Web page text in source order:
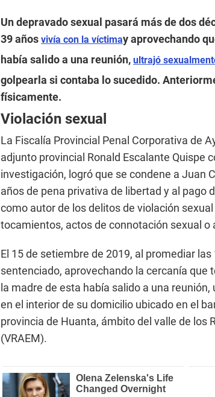
Un depravado sexual pasará más de dos
39 años vivía con la víctimay aprovechando
había salido a una reunión, ultrajó
golpearla si contaba lo sucedido.
físicamente.
Violación sexual
La Fiscalía Provincial Penal Corporativa de
adjunto provincial Ronald Escalante Quispe
investigación, logró que se condene a Juan
años de pena privativa de libertad y al pago
como autor de los delitos de violación
tocamientos, actos de connotación sexual o
El 15 de setiembre de 2019, al promediar
sentenciado, aprovechando la cercanía que
la madre de esta había salido a una
en el interior de su domicilio ubicado en el
provincia de Huanta, ámbito del valle de los
(VRAEM).